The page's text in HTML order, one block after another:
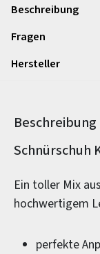
Beschreibung
Fragen
Hersteller
Beschreibung
Schnürschuh
Ein toller Mix
hochwertigem
perfekte